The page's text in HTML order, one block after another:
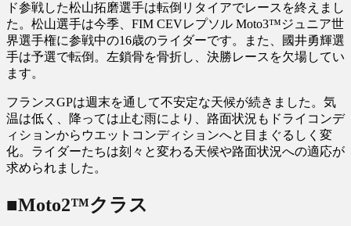
ド参戦した松山拓磨選手は転倒リタイアでレースを終えまし
た。松山選手は今季、FIM CEVレプソル Moto3™ジュニア世
界選手権に参戦中の16歳のライダーです。また、國井勇輝選
手は予選で転倒。左鎖骨を骨折し、決勝レースを欠場してい
ます。
フランスGPは週末を通して不安定な天候が続きました。気
温は低く、降っては止む雨により、路面状況もドライコンデ
ィションからウエットコンディションへと目まぐるしく変
化。ライダーたちは刻々と変わる天候や路面状況への適応が
求められました。
■Moto2™クラス